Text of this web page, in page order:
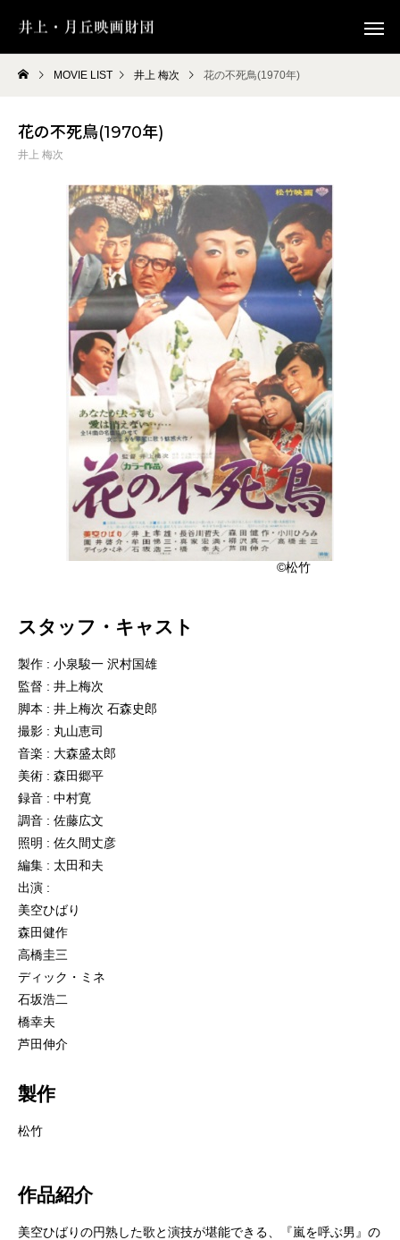
MOVIE LIST 井上 梅次 花の不死鳥(1970年)
花の不死鳥(1970年)
井上 梅次
©松竹
スタッフ・キャスト
製作 : 小泉駿一 沢村国雄
監督 : 井上梅次
脚本 : 井上梅次 石森史郎
撮影 : 丸山恵司
音楽 : 大森盛太郎
美術 : 森田郷平
録音 : 中村寛
調音 : 佐藤広文
照明 : 佐久間丈彦
編集 : 太田和夫
出演 :
美空ひばり
森田健作
高橋圭三
ディック・ミネ
石坂浩二
橋幸夫
芦田伸介
製作
松竹
作品紹介
美空ひばりの円熟した歌と演技が堪能できる、『嵐を呼ぶ男』の